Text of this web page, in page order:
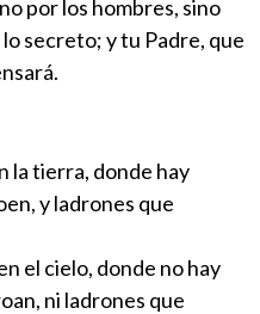
por los hombres, sino
secreto; y tu Padre, que
la tierra, donde hay
y ladrones que
el cielo, donde no hay
ni ladrones que